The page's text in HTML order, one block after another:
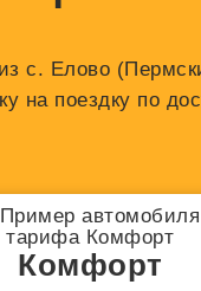
с. Елово
поездку по
Комфорт